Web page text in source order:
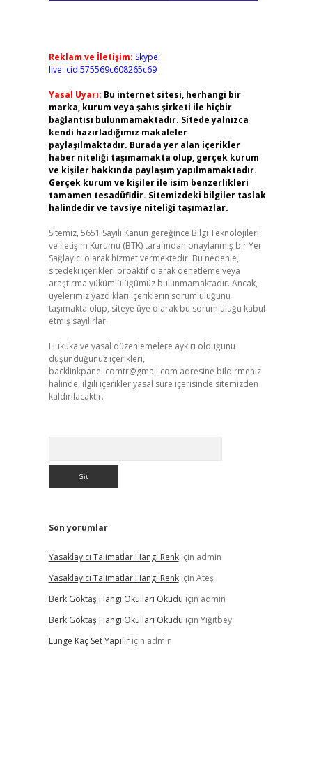
Reklam ve İletişim: Skype:
live:.cid.575569c608265c69
Yasal Uyarı: Bu internet sitesi, herhangi bir
marka, kurum veya şahıs şirketi ile hiçbir
bağlantısı bulunmamaktadır. Sitede yalnızca
kendi hazırladığımız makaleler
paylaşılmaktadır. Burada yer alan içerikler
haber niteliği taşımamakta olup, gerçek kurum
ve kişiler hakkında paylaşım yapılmamaktadır.
Gerçek kurum ve kişiler ile isim benzerlikleri
tamamen tesadüfidir. Sitemizdeki bilgiler taslak
halindedir ve tavsiye niteliği taşımazlar.
Sitemiz, 5651 Sayılı Kanun gereğince Bilgi Teknolojileri
ve İletişim Kurumu (BTK) tarafından onaylanmış bir Yer
Sağlayıcı olarak hizmet vermektedir. Bu nedenle,
sitedeki içerikleri proaktif olarak denetleme veya
araştırma yükümlülüğümüz bulunmamaktadır. Ancak,
üyelerimiz yazdıkları içeriklerin sorumluluğunu
taşımakta olup, siteye üye olarak bu sorumluluğu kabul
etmiş sayılırlar.
Hukuka ve yasal düzenlemelere aykırı olduğunu
düşündüğünüz içerikleri,
backlinkpanelicomtr@gmail.com adresine bildirmeniz
halinde, ilgili içerikler yasal süre içerisinde sitemizden
kaldırılacaktır.
Son yorumlar
Yasaklayıcı Talimatlar Hangi Renkiçin admin
Yasaklayıcı Talimatlar Hangi Renkiçin Ateş
Berk Göktaş Hangi Okulları Okudu için admin
Berk Göktaş Hangi Okulları Okudu için Yiğitbey
Lunge Kaç Set Yapılıriçin admin